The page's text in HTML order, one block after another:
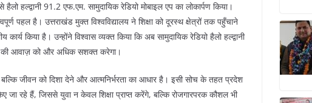
हल्द्वानी 91.2 एफ.एम. सामुदायिक रेडियो मोबाइल एप का लोकार्पण किया।
पहल है। उत्तराखंड मुक्त विश्वविद्यालय ने शिक्षा को दूरस्थ क्षेत्रों तक पहुँचाने
किया है। उन्होंने विश्वास व्यक्त किया कि अब सामुदायिक रेडियो हैलो हल्द्वानी
आवाज़ को और अधिक सशक्त करेगा।
बल्कि जीवन को दिशा देने और आत्मनिर्भरता का आधार है। इसी सोच के तहत प्रदेश
जा रहे हैं, जिससे युवा न केवल शिक्षा प्राप्त करेंगे, बल्कि रोजगारपरक कौशल भी